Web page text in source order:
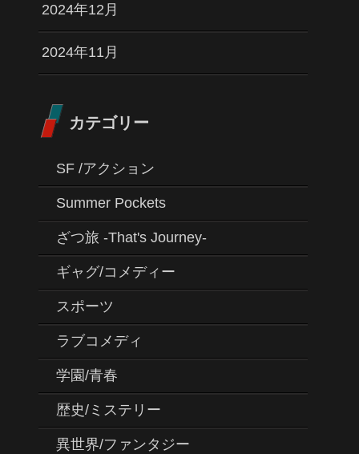
2024年12月
2024年11月
カテゴリー
SF /アクション
Summer Pockets
ざつ旅 -That's Journey-
ギャグ/コメディー
スポーツ
ラブコメディ
学園/青春
歴史/ミステリー
異世界/ファンタジー